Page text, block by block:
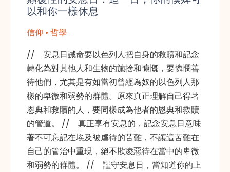
以和你一樣休息
信仰 • 哲學
// 安息日誡命要以色列人把自身的救贖和記念
轉化為對其他人和生物的施捨和慷慨，要憐憫善
待他們，尤其是有如當初曾經為奴的以色列人那
樣的卑微和弱勢的群體。原來真正理解自己得著
恩典和救贖的人，要同樣成為他者的恩典和救贖
的管道。 // 真正享有安息的，記念安息日意味
著不可忘記在埃及被虐待的苦難，不讓這苦難在
自己的管治中重現，絕不欺凌惡待在當中的卑微
和弱勢的群體。 // 謹守安息日，當知道你的上